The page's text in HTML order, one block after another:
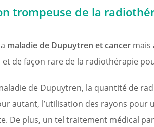
trompeuse de la
maladie de Dupuytren et cancer mais
et de façon rare de la radiothérapie
de Dupuytren, la quantité de
autant, l’utilisation des rayons
De plus, un tel traitement médical